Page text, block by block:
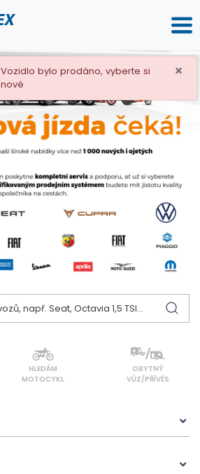
HLEDÁM
MOTOCYKL
OBYTNÝ
VŮZ/PŘÍVĚS
×
Vozidlo bylo prodáno, vyberte si
nové